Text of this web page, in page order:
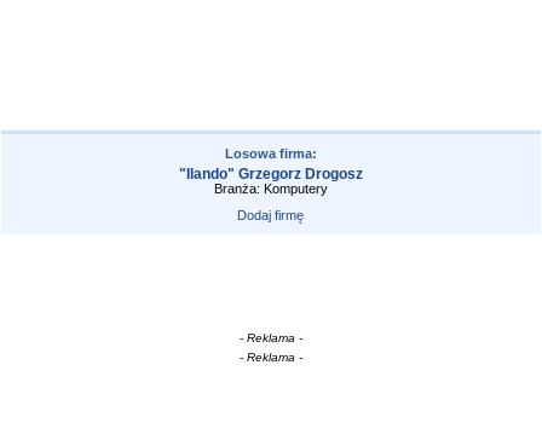
Losowa firma:
"Ilando" Grzegorz Drogosz
Branża: Komputery
Dodaj firmę
- Reklama -
- Reklama -